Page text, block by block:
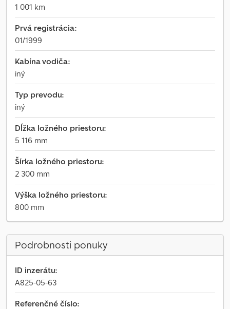
1 001 km
Prvá registrácia:
01/1999
Kabína vodiča:
iný
Typ prevodu:
iný
Dĺžka ložného priestoru:
5 116 mm
Šírka ložného priestoru:
2 300 mm
Výška ložného priestoru:
800 mm
Podrobnosti ponuky
ID inzerátu:
A825-05-63
Referenčné číslo: